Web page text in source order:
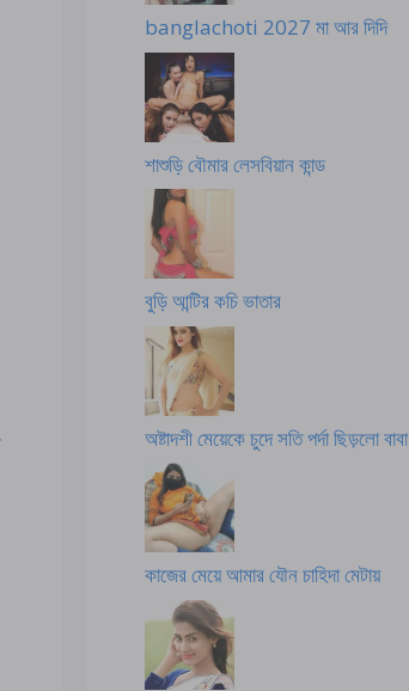
banglachoti 2027 মা আর দিদি
শাশুড়ি বৌমার লেসবিয়ান কান্ড
বুড়ি আন্টির কচি ভাতার
অষ্টাদশী মেয়েকে চুদে সতি পর্দা ছিড়লো বাবা
কাজের মেয়ে আমার যৌন চাহিদা মেটায়